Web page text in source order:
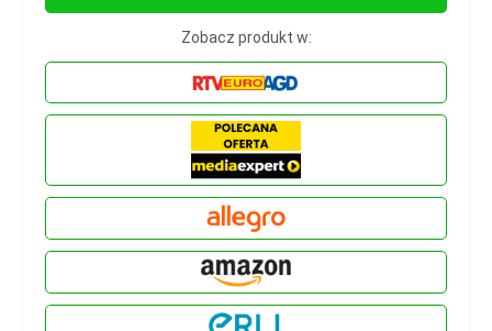
Zobacz produkt w: